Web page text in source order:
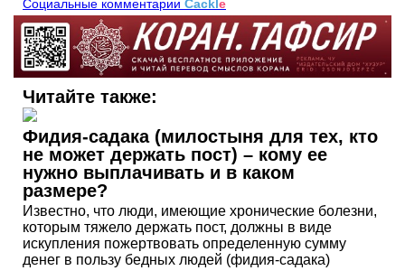
Социальные комментарии Cackl e
Читайте также:
Фидия-садака (милостыня для тех, кто
не может держать пост) – кому ее
нужно выплачивать и в каком
размере?
Известно, что люди, имеющие хронические болезни,
которым тяжело держать пост, должны в виде
искупления пожертвовать определенную сумму
денег в пользу бедных людей (фидия-садака)